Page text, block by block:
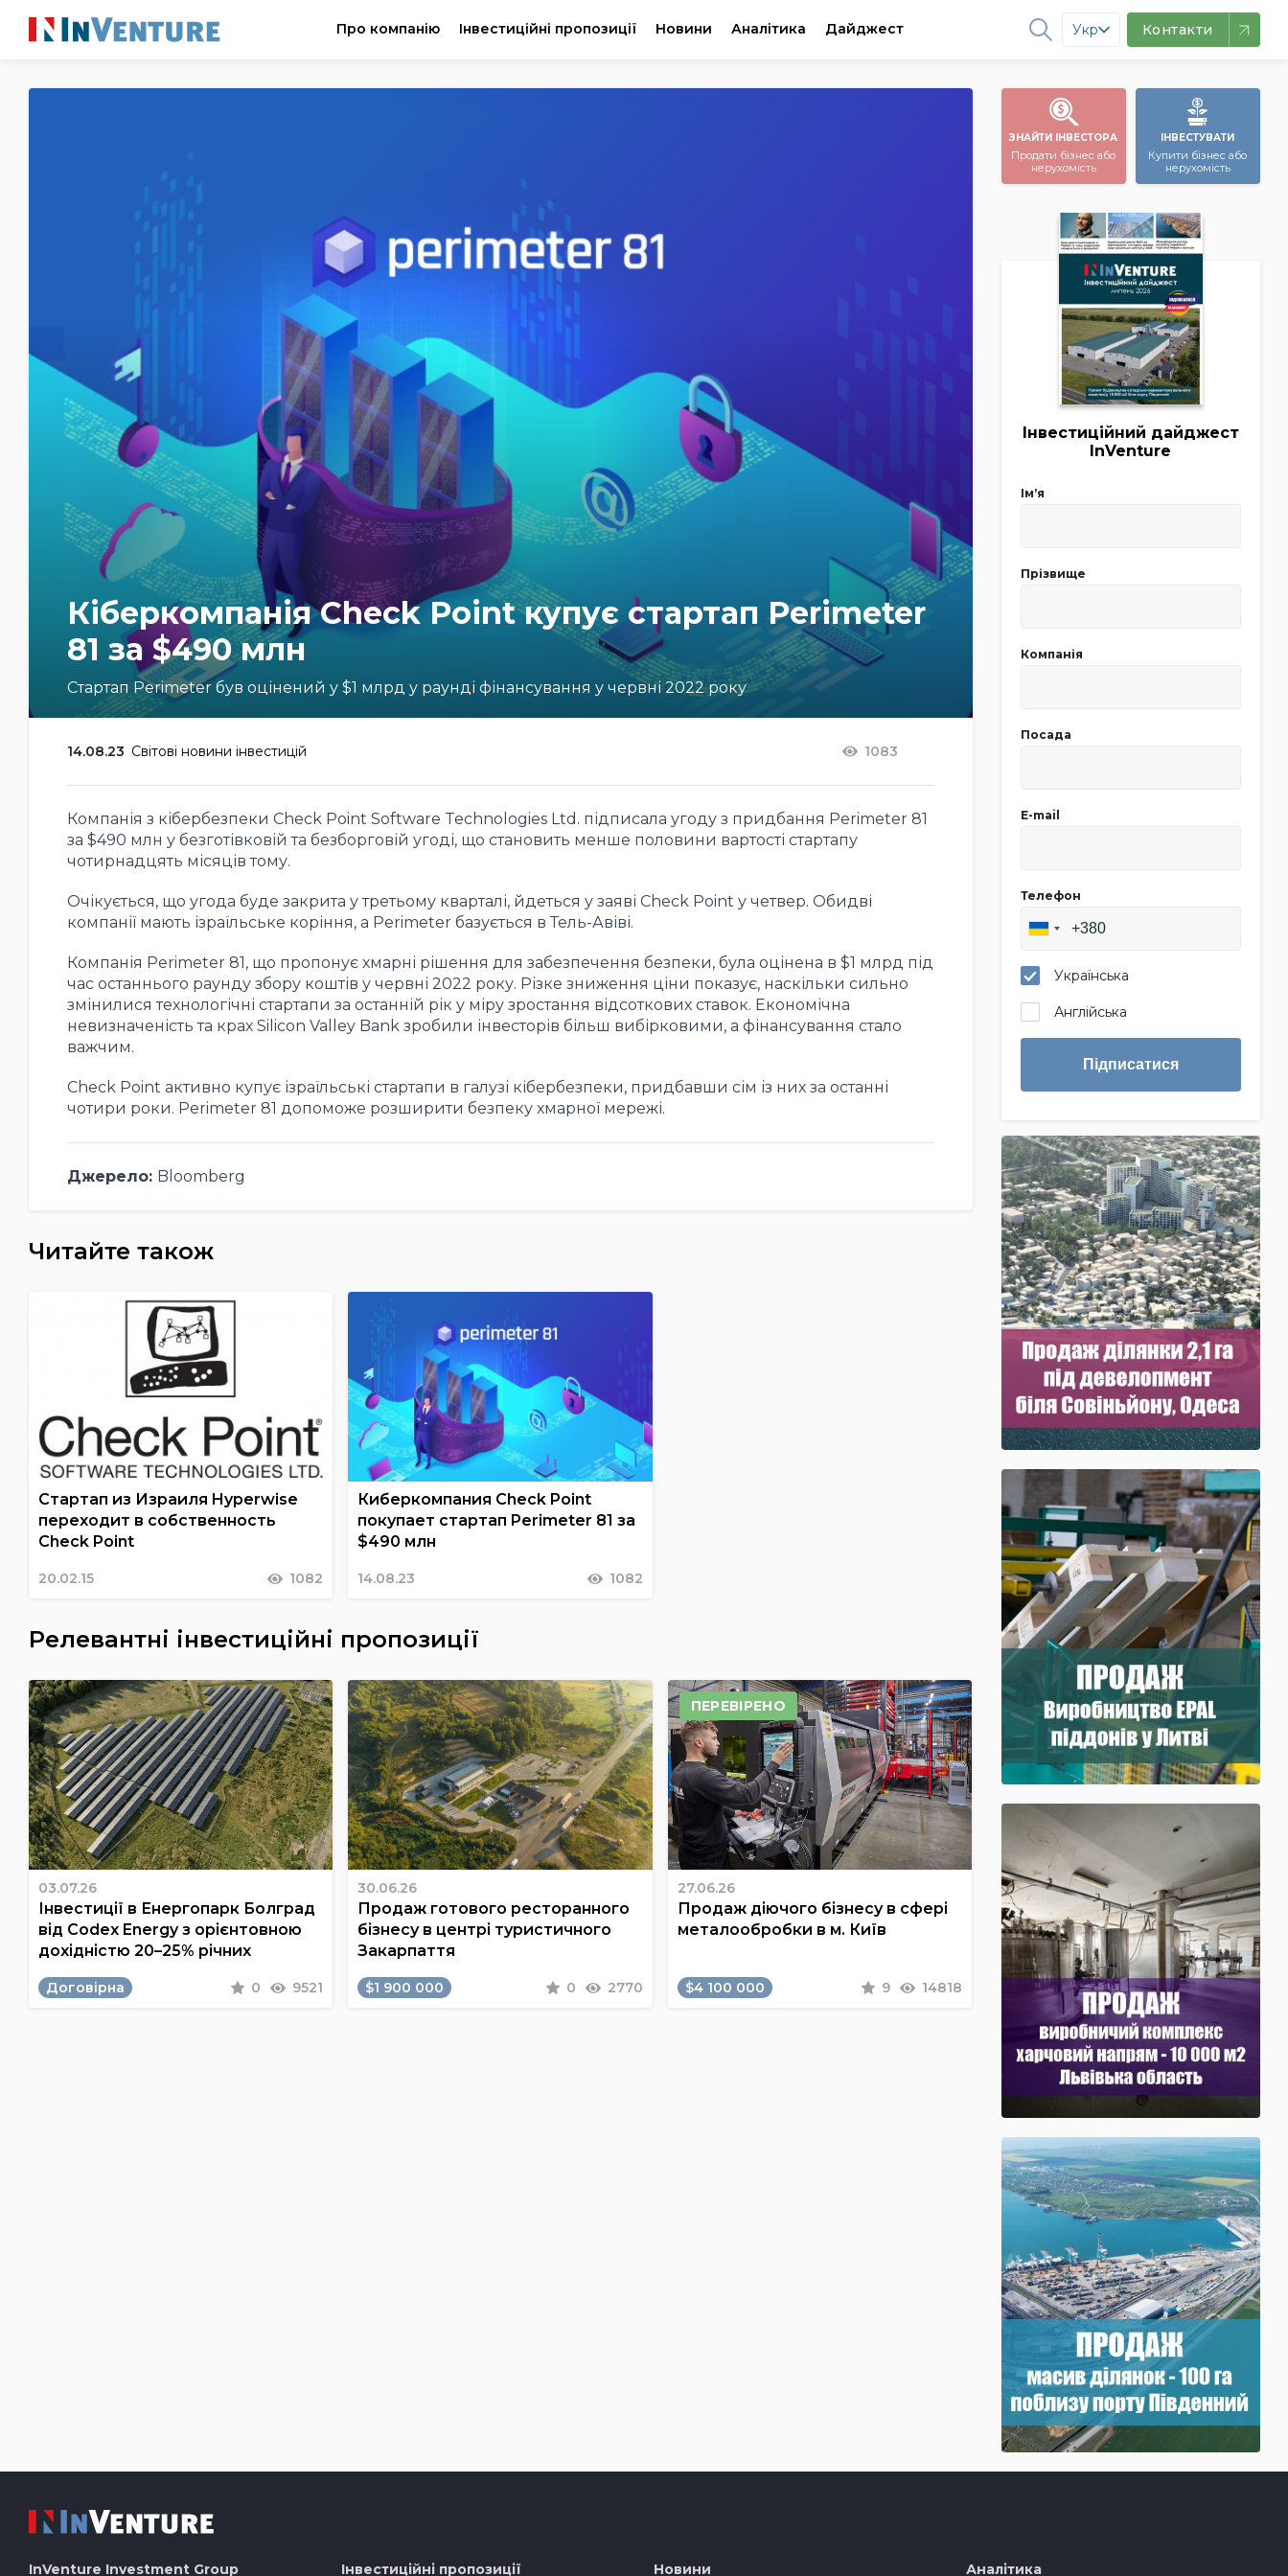
Про компанію Інвестиційні пропозиції Новини Аналітика Дайджест Укр Контакти
Кіберкомпанія Check Point купує стартап Perimeter
81 за $490 млн
Стартап Perimeter був оцінений у $1 млрд у раунді фінансування у червні 2022 року
14.08.23 Світові новини інвестицій 1083
Компанія з кібербезпеки Check Point Software Technologies Ltd. підписала угоду з придбання Perimeter 81
за $490 млн у безготівковій та безборговій угоді, що становить менше половини вартості стартапу
чотирнадцять місяців тому.
Очікується, що угода буде закрита у третьому кварталі, йдеться у заяві Check Point у четвер. Обидві
компанії мають ізраїльське коріння, а Perimeter базується в Тель-Авіві.
Компанія Perimeter 81, що пропонує хмарні рішення для забезпечення безпеки, була оцінена в $1 млрд під
час останнього раунду збору коштів у червні 2022 року. Різке зниження ціни показує, наскільки сильно
змінилися технологічні стартапи за останній рік у міру зростання відсоткових ставок. Економічна
невизначеність та крах Silicon Valley Bank зробили інвесторів більш вибірковими, а фінансування стало
важчим.
Check Point активно купує ізраїльські стартапи в галузі кібербезпеки, придбавши сім із них за останні
чотири роки. Perimeter 81 допоможе розширити безпеку хмарної мережі.
Джерело: Bloomberg
Читайте також
Стартап из Израиля Hyperwise
переходит в собственность
Check Point
20.02.15 1082
Киберкомпания Check Point
покупает стартап Perimeter 81 за
$490 млн
14.08.23 1082
Релевантні інвестиційні пропозиції
03.07.26
Інвестиції в Енергопарк Болград
від Codex Energy з орієнтовною
дохідністю 20–25% річних
Договірна 0 9521
30.06.26
Продаж готового ресторанного
бізнесу в центрі туристичного
Закарпаття
$1 900 000 0 2770
ПЕРЕВІРЕНО
27.06.26
Продаж діючого бізнесу в сфері
металообробки в м. Київ
$4 100 000 9 14818
ЗНАЙТИ ІНВЕСТОРА
Продати бізнес або
нерухомість
ІНВЕСТУВАТИ
Купити бізнес або
нерухомість
Інвестиційний дайджест
InVenture
Імʼя
Прізвище
Компанія
Посада
E-mail
Телефон
Українська
Англійська
Підписатися
InVenture Investment Group Інвестиційні пропозиції Новини Аналітика